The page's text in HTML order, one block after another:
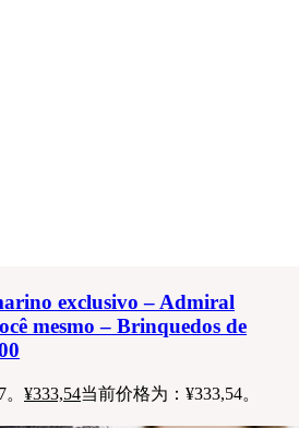
exclusivo – Admiral
mesmo – Brinquedos de
¥333,54当前价格为：¥333,54。